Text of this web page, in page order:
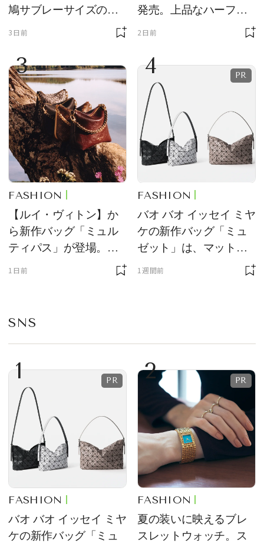
鳩サブレーサイズのポ
ーチ「はとっこ」を限
3日前
発売。上品なハーフム
ーン型がスタイリング
2日前
3
FASHION
【ルイ・ヴィトン】か
ら新作バッグ「ミュル
ティパス」が登場。ミ
ニサイズもラインナッ
1日前
4
FASHION
バオ バオ イッセイ ミヤ
ケの新作バッグ「ミュ
ゼット」は、マットな
1週間前
SNS
1
FASHION
バオ バオ イッセイ ミヤ
ケの新作バッグ「ミュ
2
FASHION
夏の装いに映えるブレ
スレットウォッチ。ス